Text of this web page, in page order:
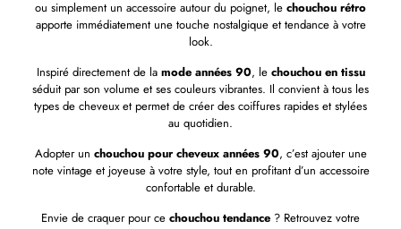
ou simplement un accessoire autour du poignet, le chouchou rétro
apporte immédiatement une touche nostalgique et tendance à votre
look.
Inspiré directement de la mode années 90, le chouchou en tissu
séduit par son volume et ses couleurs vibrantes. Il convient à tous les
types de cheveux et permet de créer des coiffures rapides et stylées
au quotidien.
Adopter un chouchou pour cheveux années 90, c’est ajouter une
note vintage et joyeuse à votre style, tout en profitant d’un accessoire
confortable et durable.
Envie de craquer pour ce chouchou tendance ? Retrouvez votre